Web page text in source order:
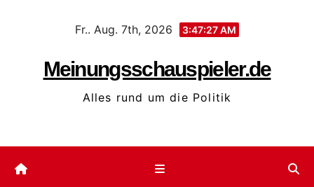
Fr.. Aug. 7th, 2026 3:47:27 AM
Meinungsschauspieler.de
Alles rund um die Politik